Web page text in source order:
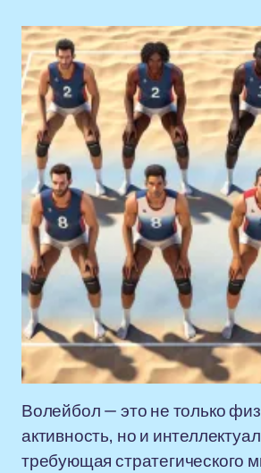
Волейбол — это не только
активность, но и
требующая стратегического